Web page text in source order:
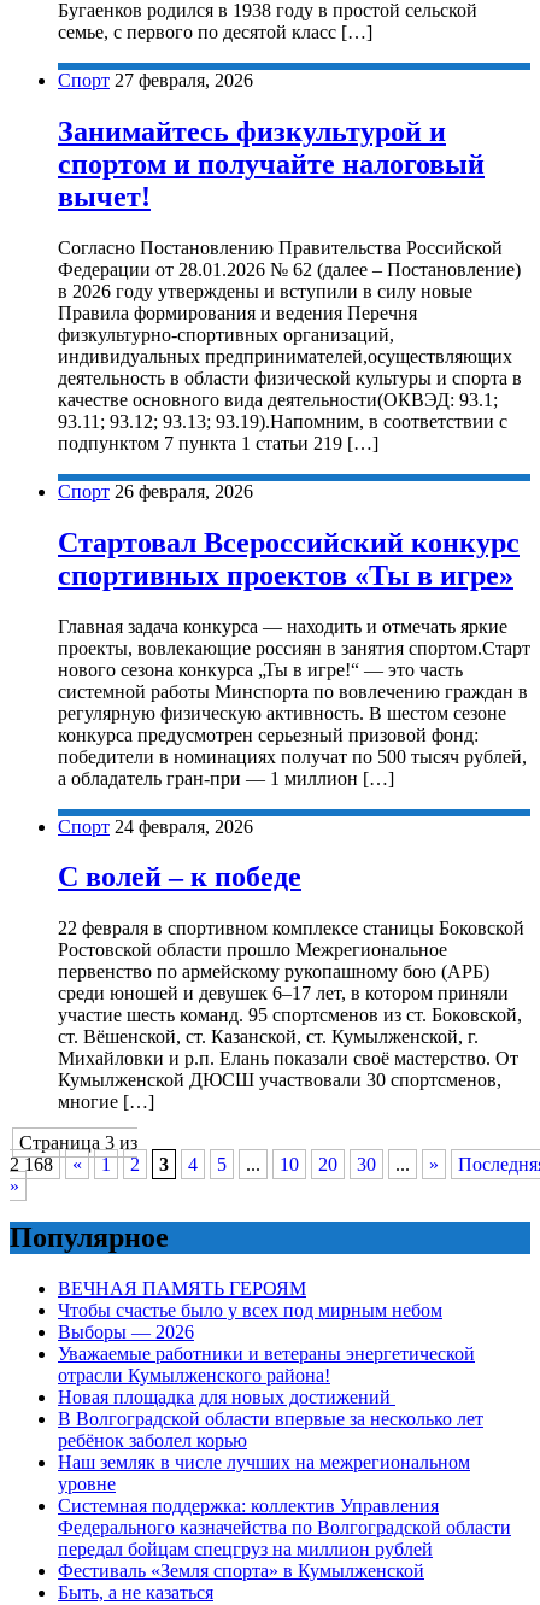
Бугаенков родился в 1938 году в простой сельской
семье, с первого по десятой класс […]
Спорт 27 февраля, 2026
Занимайтесь физкультурой и
спортом и получайте налоговый
вычет!
Согласно Постановлению Правительства Российской
Федерации от 28.01.2026 № 62 (далее – Постановление)
в 2026 году утверждены и вступили в силу новые
Правила формирования и ведения Перечня
физкультурно-спортивных организаций,
индивидуальных предпринимателей,осуществляющих
деятельность в области физической культуры и спорта в
качестве основного вида деятельности(ОКВЭД: 93.1;
93.11; 93.12; 93.13; 93.19).Напомним, в соответствии с
подпунктом 7 пункта 1 статьи 219 […]
Спорт 26 февраля, 2026
Стартовал Всероссийский конкурс
спортивных проектов «Ты в игре»
Главная задача конкурса — находить и отмечать яркие
проекты, вовлекающие россиян в занятия спортом.Старт
нового сезона конкурса „Ты в игре!“ — это часть
системной работы Минспорта по вовлечению граждан в
регулярную физическую активность. В шестом сезоне
конкурса предусмотрен серьезный призовой фонд:
победители в номинациях получат по 500 тысяч рублей,
а обладатель гран-при — 1 миллион […]
Спорт 24 февраля, 2026
С волей – к победе
22 февраля в спортивном комплексе станицы Боковской
Ростовской области прошло Межрегиональное
первенство по армейскому рукопашному бою (АРБ)
среди юношей и девушек 6–17 лет, в котором приняли
участие шесть команд. 95 спортсменов из ст. Боковской,
ст. Вёшенской, ст. Казанской, ст. Кумылженской, г.
Михайловки и р.п. Елань показали своё мастерство. От
Кумылженской ДЮСШ участвовали 30 спортсменов,
многие […]
Страница 3 из
2 168
« 1 2 3 4 5 ... 10 20 30 ... »
»
Популярное
ВЕЧНАЯ ПАМЯТЬ ГЕРОЯМ
Чтобы счастье было у всех под мирным небом
Выборы — 2026
Уважаемые работники и ветераны энергетической
отрасли Кумылженского района!
Новая площадка для новых достижений
В Волгоградской области впервые за несколько лет
ребёнок заболел корью
Наш земляк в числе лучших на межрегиональном
уровне
Системная поддержка: коллектив Управления
Федерального казначейства по Волгоградской области
передал бойцам спецгруз на миллион рублей
Фестиваль «Земля спорта» в Кумылженской
Быть, а не казаться